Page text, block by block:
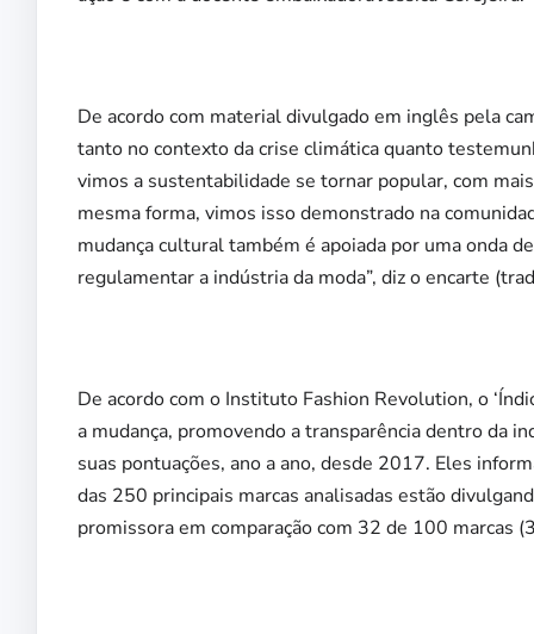
De acordo com material divulgado em inglês pela
tanto no contexto da crise climática quanto
vimos a sustentabilidade se tornar popular, com
mesma forma, vimos isso demonstrado na
mudança cultural também é apoiada por uma onda
regulamentar a indústria da moda”, diz o encarte
De acordo com o Instituto Fashion Revolution, o
a mudança, promovendo a transparência dentro da
suas pontuações, ano a ano, desde 2017. Eles
das 250 principais marcas analisadas estão
promissora em comparação com 32 de 100 marcas